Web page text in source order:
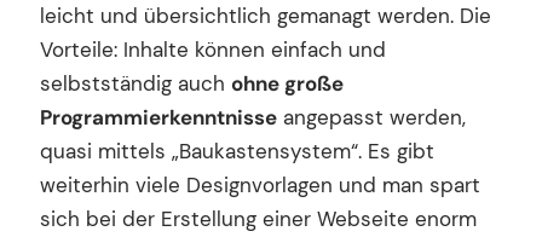
leicht und übersichtlich gemanagt werden. Die
Vorteile: Inhalte können einfach und
selbstständig auch ohne große
Programmierkenntnisse angepasst werden,
quasi mittels „Baukastensystem“. Es gibt
weiterhin viele Designvorlagen und man spart
sich bei der Erstellung einer Webseite enorm